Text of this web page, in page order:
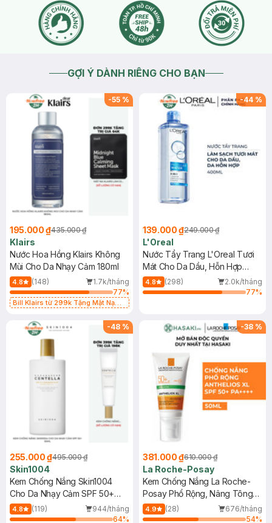
GỢI Ý DÀNH RIÊNG CHO BẠN
-55 %
195.000 ₫435.000 ₫
Klairs
Nước Hoa Hồng Klairs Không
Mùi Cho Da Nhạy Cảm 180ml
4.8 (148)
1.7k/tháng
77%
Bill Klairs từ 299k Tặng Mặt Nạ
25ml (SL Có Hạn)
-44 %
139.000 ₫249.000 ₫
L'Oreal
Nước Tẩy Trang L'Oreal Tươi
Mát Cho Da Dầu, Hỗn Hợp
400ml
4.8 (298)
2.0k/tháng
77%
-48 %
255.000 ₫495.000 ₫
Skin1004
Kem Chống Nắng Skin1004
Cho Da Nhạy Cảm SPF 50+
50ml
4.8 (119)
944/tháng
64%
-38 %
381.000 ₫610.000 ₫
La Roche-Posay
Kem Chống Nắng La Roche-
Posay Phổ Rộng, Nâng Tông
Kiềm Dầu 50ml
4.9 (28)
676/tháng
54%